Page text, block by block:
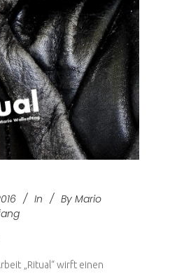
In By Mario
„Ritual“ wirft einen